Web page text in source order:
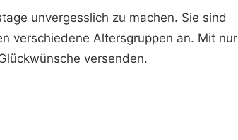
unvergesslich zu machen. Sie sind
verschiedene Altersgruppen an. Mit nur
versenden.